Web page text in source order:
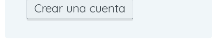
Crear una cuenta